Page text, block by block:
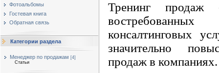
Фотоальбомы
Гостевая книга
Обратная связь
Категории раздела
Менеджер по продажам [4]
Статьи
Тренинг
консалтинговых
значительно
продаж в компаниях.